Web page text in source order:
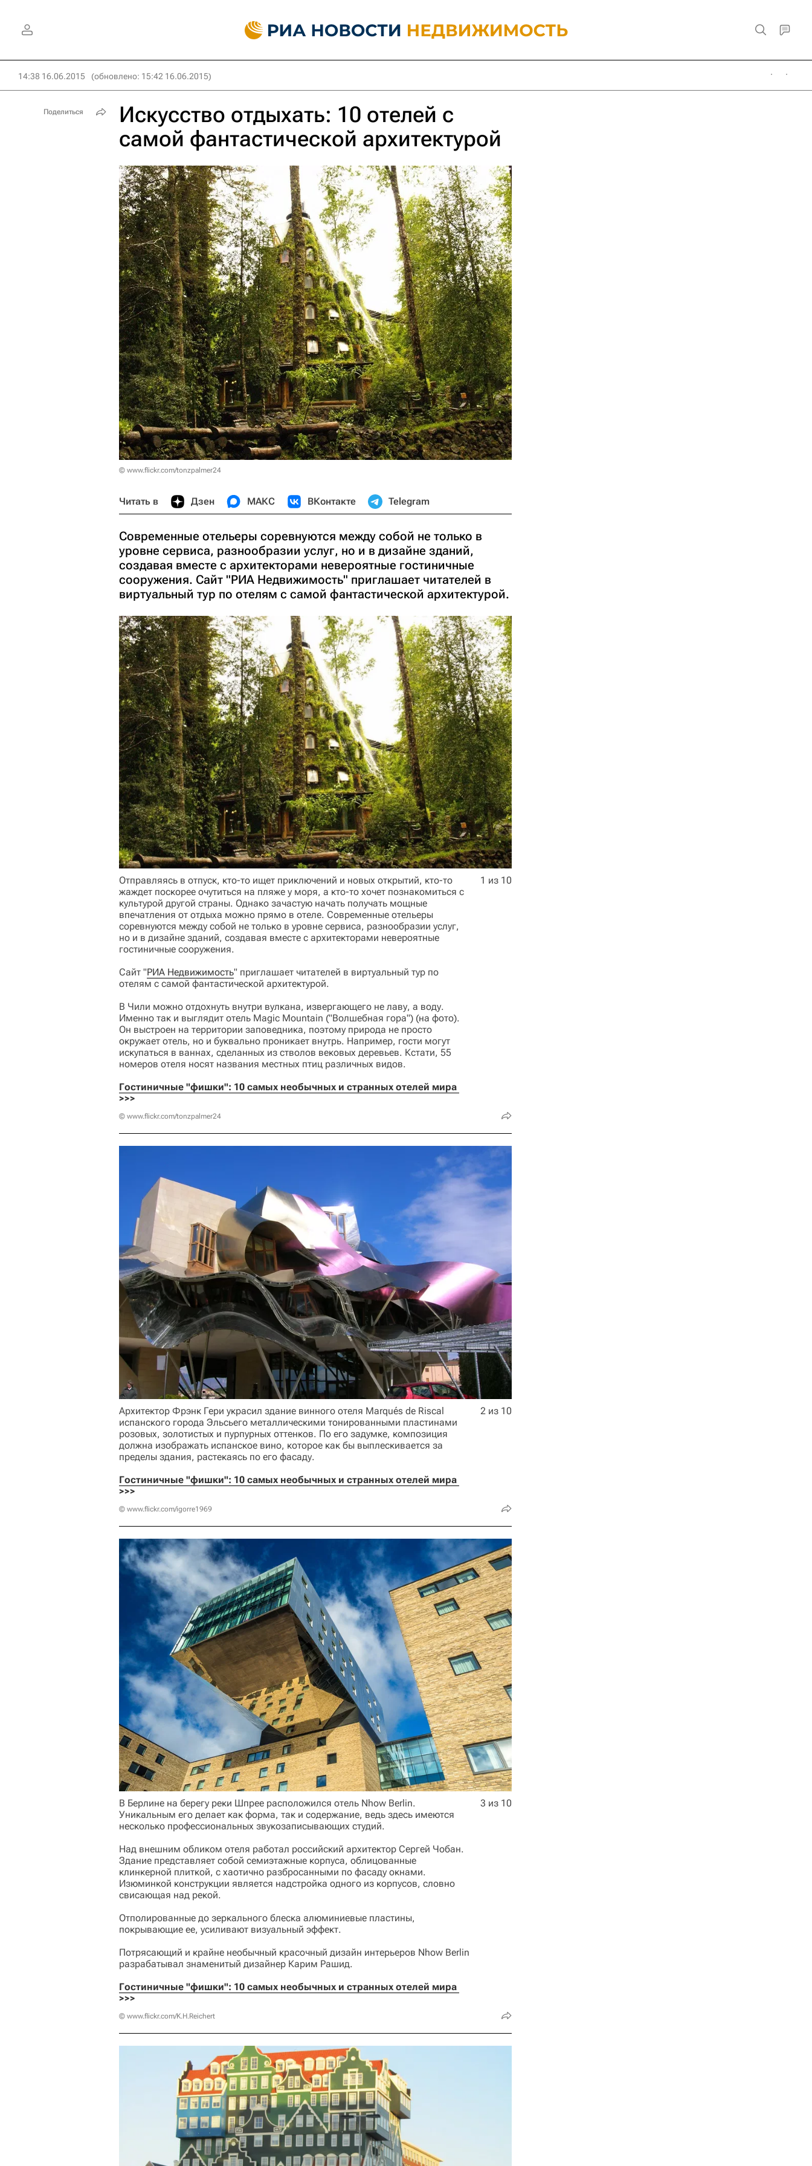
14:38 16.06.2015 (обновлено: 15:42 16.06.2015)
Искусство отдыхать: 10 отелей с
самой фантастической архитектурой
© www.flickr.com/tonzpalmer24
Читать в Дзен МАКС ВКонтакте Telegram
Современные отельеры соревнуются между собой не только в
уровне сервиса, разнообразии услуг, но и в дизайне зданий,
создавая вместе с архитекторами невероятные гостиничные
сооружения. Сайт "РИА Недвижимость" приглашает читателей в
виртуальный тур по отелям с самой фантастической архитектурой.
Отправляясь в отпуск, кто-то ищет приключений и новых открытий, кто-то
жаждет поскорее очутиться на пляже у моря, а кто-то хочет познакомиться с
культурой другой страны. Однако зачастую начать получать мощные
впечатления от отдыха можно прямо в отеле. Современные отельеры
соревнуются между собой не только в уровне сервиса, разнообразии услуг,
но и в дизайне зданий, создавая вместе с архитекторами невероятные
гостиничные сооружения.
Сайт "РИА Недвижимость" приглашает читателей в виртуальный тур по
отелям с самой фантастической архитектурой.
В Чили можно отдохнуть внутри вулкана, извергающего не лаву, а воду.
Именно так и выглядит отель Magic Mountain ("Волшебная гора") (на фото).
Он выстроен на территории заповедника, поэтому природа не просто
окружает отель, но и буквально проникает внутрь. Например, гости могут
искупаться в ваннах, сделанных из стволов вековых деревьев. Кстати, 55
номеров отеля носят названия местных птиц различных видов.
Гостиничные "фишки": 10 самых необычных и странных отелей мира
>>>
© www.flickr.com/tonzpalmer24
1 из 10
Архитектор Фрэнк Гери украсил здание винного отеля Marqués de Riscal
испанского города Эльсьего металлическими тонированными пластинами
розовых, золотистых и пурпурных оттенков. По его задумке, композиция
должна изображать испанское вино, которое как бы выплескивается за
пределы здания, растекаясь по его фасаду.
Гостиничные "фишки": 10 самых необычных и странных отелей мира
>>>
© www.flickr.com/igorre1969
2 из 10
В Берлине на берегу реки Шпрее расположился отель Nhow Berlin.
Уникальным его делает как форма, так и содержание, ведь здесь имеются
несколько профессиональных звукозаписывающих студий.
Над внешним обликом отеля работал российский архитектор Сергей Чобан.
Здание представляет собой семиэтажные корпуса, облицованные
клинкерной плиткой, с хаотично разбросанными по фасаду окнами.
Изюминкой конструкции является надстройка одного из корпусов, словно
свисающая над рекой.
Отполированные до зеркального блеска алюминиевые пластины,
покрывающие ее, усиливают визуальный эффект.
Потрясающий и крайне необычный красочный дизайн интерьеров Nhow Berlin
разрабатывал знаменитый дизайнер Карим Рашид.
Гостиничные "фишки": 10 самых необычных и странных отелей мира
>>>
© www.flickr.com/K.H.Reichert
3 из 10
Поделиться